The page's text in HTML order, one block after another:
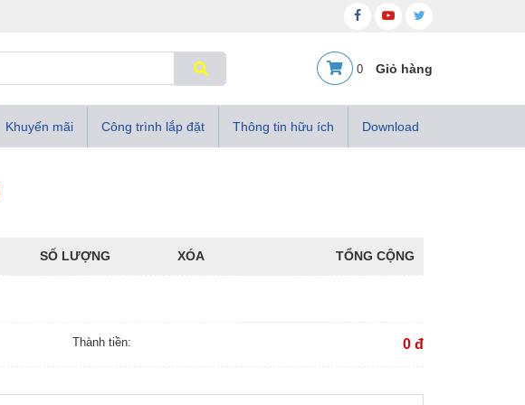
0
Khuyến mãi Công trình lắp đặt Thông tin hữu ích Download
SỐ LƯỢNG XÓA TỔNG CỘNG
Thành tiền: 0 đ